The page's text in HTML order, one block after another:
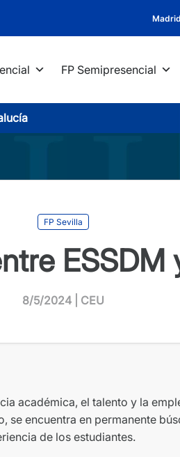
Madrid
FP Semipresencial
FP Sevilla
ESSDM
8/5/2024 | CEU
académica, el talento y la
se encuentra en permanente
de los estudiantes.